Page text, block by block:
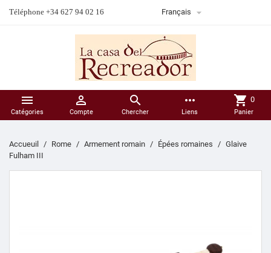
Téléphone +34 627 94 02 16 Français 

Catégories

Compte

Chercher
more_horiz
Liens
shopping_cart 0
Panier
Accueuil Rome Armement romain Épées romaines
Glaive
Fulham III